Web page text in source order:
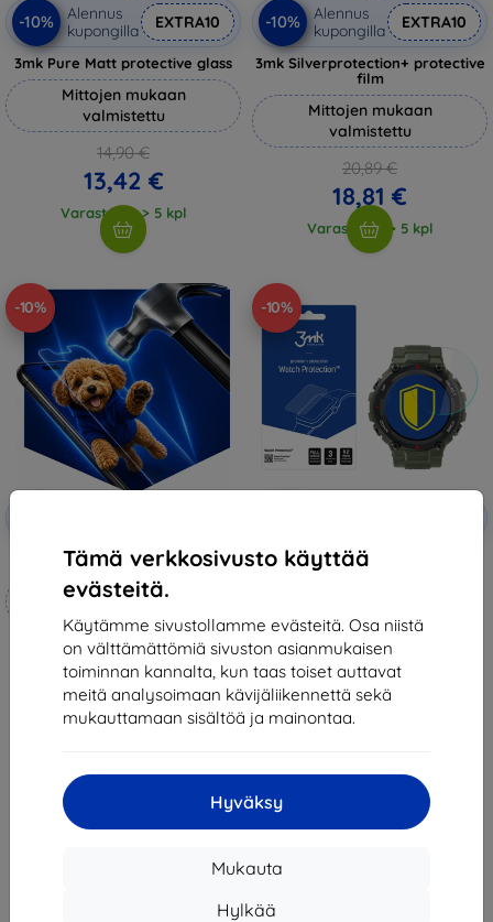
Tämä verkkosivusto käyttää
evästeitä.
Käytämme sivustollamme evästeitä. Osa niistä
on välttämättömiä sivuston asianmukaisen
toiminnan kannalta, kun taas toiset auttavat
meitä analysoimaan kävijäliikennettä sekä
mukauttamaan sisältöä ja mainontaa.
Hyväksy
Mukauta
Hylkää
-10%
Alennus
kupongilla
EXTRA10
3mk Pure Matt protective glass
Mittojen mukaan
valmistettu
14,90 €
13,42 €
Varastossa > 5 kpl
-10%
Alennus
kupongilla
EXTRA10
3mk Silverprotection+ protective
film
Mittojen mukaan
valmistettu
20,89 €
18,81 €
Varastossa > 5 kpl
-10%
3mk Hammer protective film
Mittojen mukaan
21,90 €
19,70 €
Varastossa 4 kpl
-10%
3mk Watch Protection
FlexibleGlass Hybrid glass for
11,61 €
Varastossa > 5 kpl
yhteensä6.